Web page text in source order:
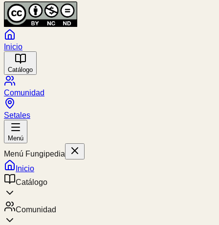
Inicio
Catálogo
Comunidad
Setales
Menú
Menú Fungipedia
Inicio
Catálogo
Comunidad